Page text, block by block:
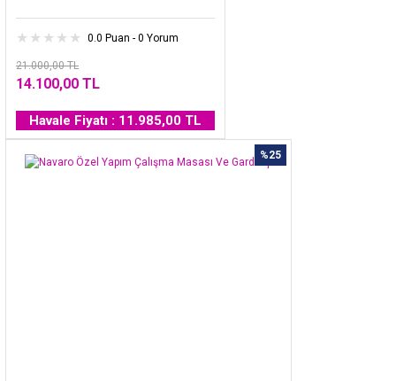
0.0 Puan - 0 Yorum
21.000,00 TL
14.100,00 TL
Havale Fiyatı : 11.985,00 TL
%25